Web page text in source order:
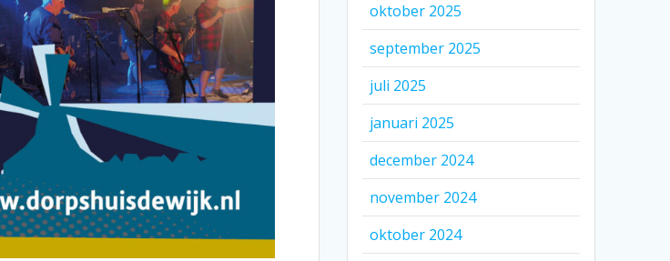
oktober 2025
september 2025
juli 2025
januari 2025
december 2024
november 2024
oktober 2024